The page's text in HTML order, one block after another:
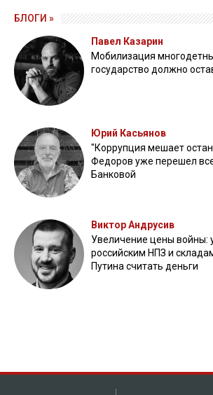
БЛОГИ »
Павел Казарин
Мобилизация
государство должно
Юрий Касьянов
"Коррупция мешает
Федоров уже перешел
Банковой
Виктор Андрусив
Увеличение цены войны:
российским НПЗ и
Путина считать деньги